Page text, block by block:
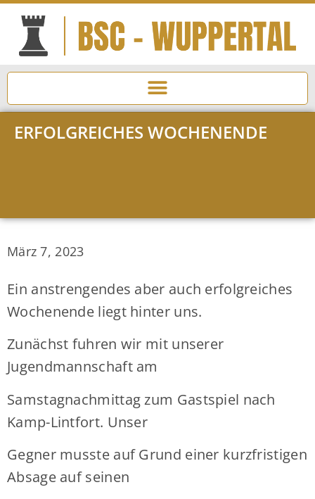
ERFOLGREICHES WOCHENENDE
März 7, 2023
Ein anstrengendes aber auch erfolgreiches
Wochenende liegt hinter uns.
Zunächst fuhren wir mit unserer
Jugendmannschaft am
Samstagnachmittag zum Gastspiel nach
Kamp-Lintfort. Unser
Gegner musste auf Grund einer kurzfristigen
Absage auf seinen